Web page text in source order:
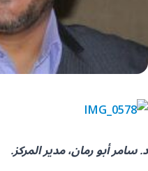
د. سامر أبو رمان، مدير المركز.